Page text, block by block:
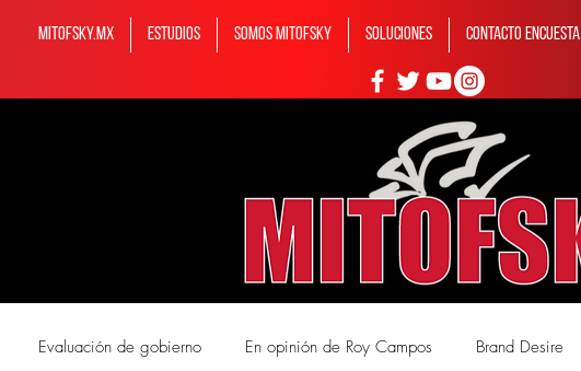
MITOFSKY.MX ESTUDIOS Somos MITOFSKY Soluciones Contacto Encuesta
Evaluación de gobierno En opinión de Roy Campos Brand Desire